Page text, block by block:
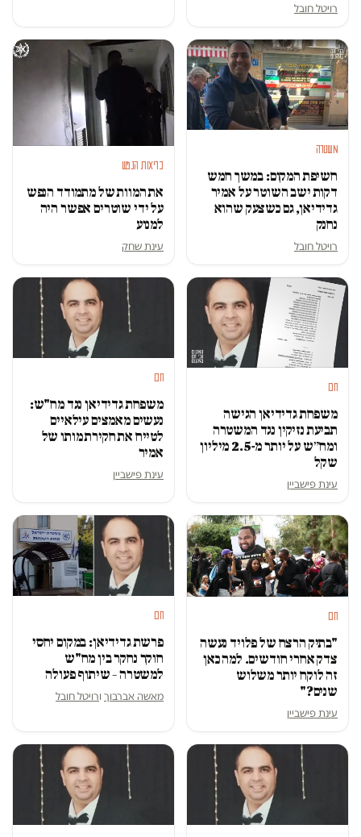
רויטל חובל
משטרה
חשיפת המקום: במשך חמש
דקות ישב השוטר על אמיר
גדידיאן, גם כשצעק שהוא
נחנק
רויטל חובל
בריאות הנפש
את המוות של מתמודד הנפש
על ידי שוטרים אפשר היה
למנוע
עינת שחק
חם
משפחת גדידיאן הגישה
תביעת נזיקין נגד המשטרה
ומח״ש על יותר מ-2.5 מיליון
שקל
עינת פישביין
חם
משפחת גדידיאן נגד מח"ש:
נעשים מאמצים עילאיים
לטייח את חקירת מותו של
אמיר
עינת פישביין
חם
"בתיק הרצח של פלויד נעשה
צדק אחרי חודשים. למה כאן
זה לוקח יותר משלוש
שנים?"
עינת פישביין
חם
פרשת גדידיאן: במקום יחסי
חוקר נחקר בין מח"ש
למשטרה – שיתוף פעולה
מאשה אברבוך ורויטל חובל